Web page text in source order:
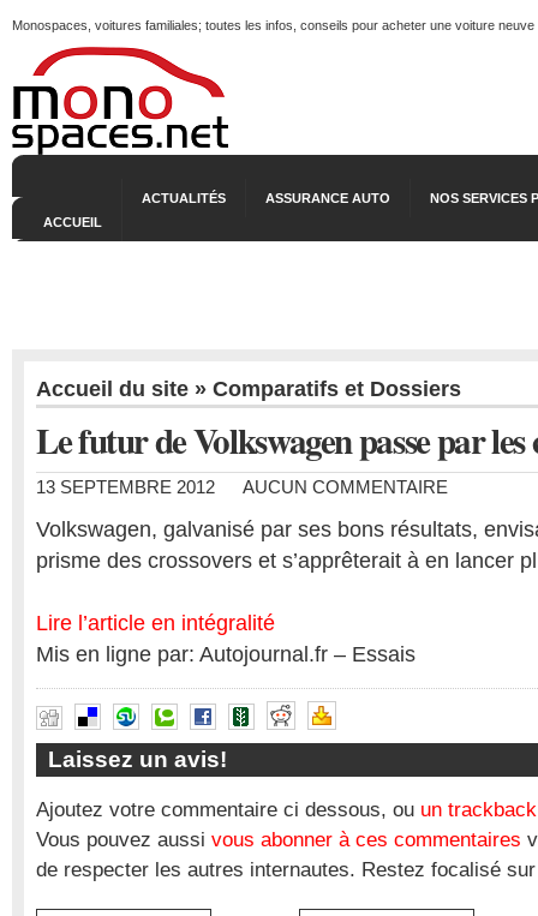
Monospaces, voitures familiales; toutes les infos, conseils pour acheter une voiture
ACCUEIL
ACTUALITÉS ASSURANCE AUTO NOS SERVICES
Accueil du site » Comparatifs et Dossiers
Le futur de Volkswagen passe par les
13 SEPTEMBRE 2012 AUCUN COMMENTAIRE
Volkswagen, galvanisé par ses bons résultats,
prisme des crossovers et s’apprêterait à en lancer
Lire l’article en intégralité
Mis en ligne par: Autojournal.fr – Essais
Laissez un avis!
Ajoutez votre commentaire ci dessous, ou un trackback
Vous pouvez aussi vous abonner à ces commentaires
de respecter les autres internautes. Restez focalisé